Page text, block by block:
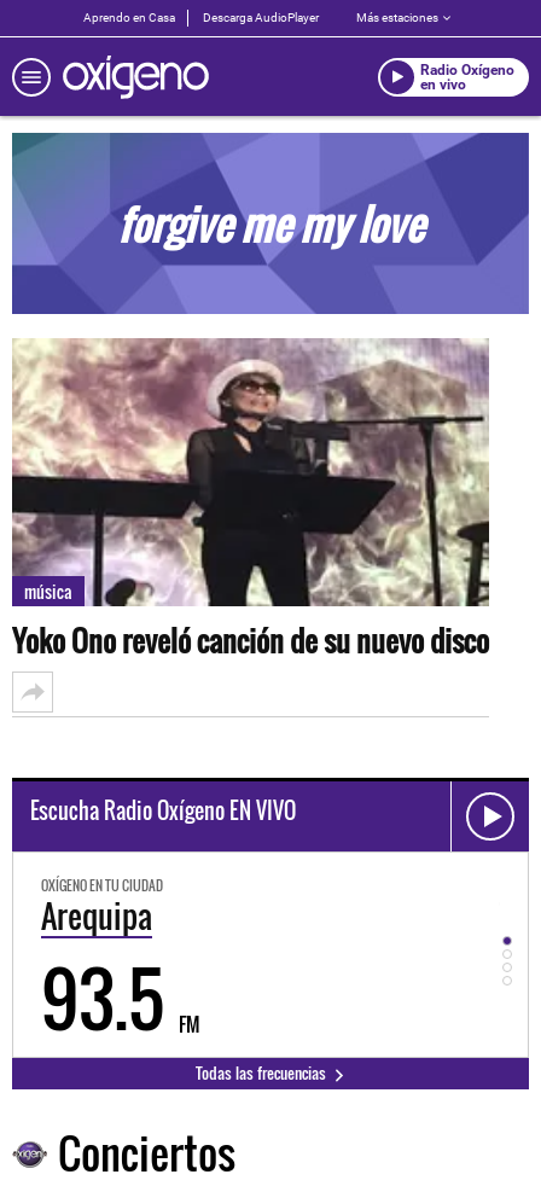
Aprendo en Casa Descarga AudioPlayer Más estaciones
Radio Oxígeno
en vivo
forgive me my love
música
Yoko Ono reveló canción de su nuevo disco
Escucha Radio Oxígeno EN VIVO
OXÍGENO EN TU CIUDAD
Trujillo
98.3
Todas las frecuencias
Conciertos